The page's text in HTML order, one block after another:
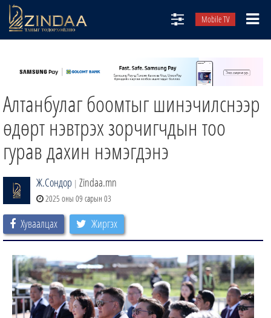
Mobile TV
ТВ8
ӨГЛӨӨНИЙ СОНИН
АУДИО ЗОХИОЛ
ЗИНДАА СЭТГҮҮЛ
Алтанбулаг боомтыг шинэчилснээр
өдөрт нэвтрэх зорчигчдын тоо
гурав дахин нэмэгдэнэ
Ж.Сондор | Zindaa.mn
2025 оны 09 сарын 03
Хуваалцах Жиргэх